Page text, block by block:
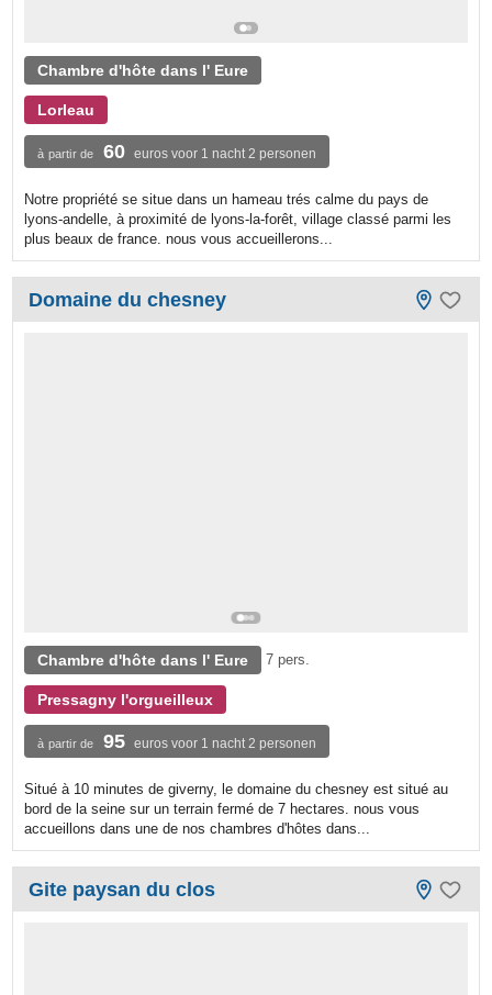
Chambre d'hôte dans l' Eure
Lorleau
à partir de 60 euros voor 1 nacht 2 personen
Notre propriété se situe dans un hameau trés calme du pays de
lyons-andelle, à proximité de lyons-la-forêt, village classé parmi les
plus beaux de france. nous vous accueillerons...
Domaine du chesney
Chambre d'hôte dans l' Eure 7 pers.
Pressagny l'orgueilleux
à partir de 95 euros voor 1 nacht 2 personen
Situé à 10 minutes de giverny, le domaine du chesney est situé au
bord de la seine sur un terrain fermé de 7 hectares. nous vous
accueillons dans une de nos chambres d'hôtes dans...
Gite paysan du clos